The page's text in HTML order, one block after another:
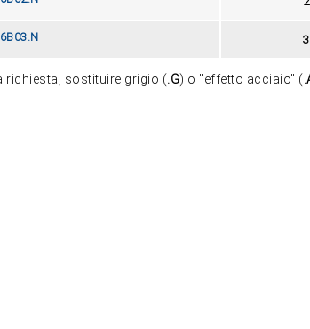
6B03.N 3
richiesta, sostituire grigio (.G) o "effetto acciaio" (